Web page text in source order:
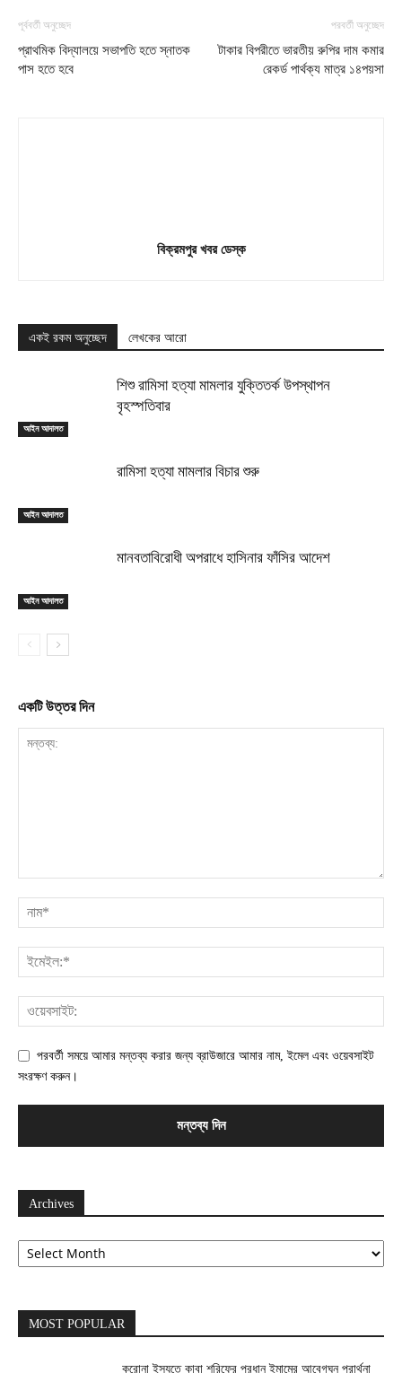
পূর্ববর্তী অনুচ্ছেদ
প্রাথমিক বিদ্যালয়ে সভাপতি হতে স্নাতক
পাস হতে হবে
পরবর্তী অনুচ্ছেদ
টাকার বিপরীতে ভারতীয় রুপির দাম কমার
রেকর্ড পার্থক্য মাত্র ১৪পয়সা
বিক্রমপুর খবর ডেস্ক
একই রকম অনুচ্ছেদ লেখকের আরো
আইন আদালত
শিশু রামিসা হত্যা মামলার যুক্তিতর্ক উপস্থাপন
বৃহস্পতিবার
আইন আদালত
রামিসা হত্যা মামলার বিচার শুরু
আইন আদালত
মানবতাবিরোধী অপরাধে হাসিনার ফাঁসির আদেশ
একটি উত্তর দিন
পরবর্তী সময়ে আমার মন্তব্য করার জন্য ব্রাউজারে আমার নাম, ইমেল এবং ওয়েবসাইট
সংরক্ষণ করুন।
Archives
Archives
MOST POPULAR
করোনা ইস্যুতে কাবা শরিফের প্রধান ইমামের আবেগঘন প্রার্থনা